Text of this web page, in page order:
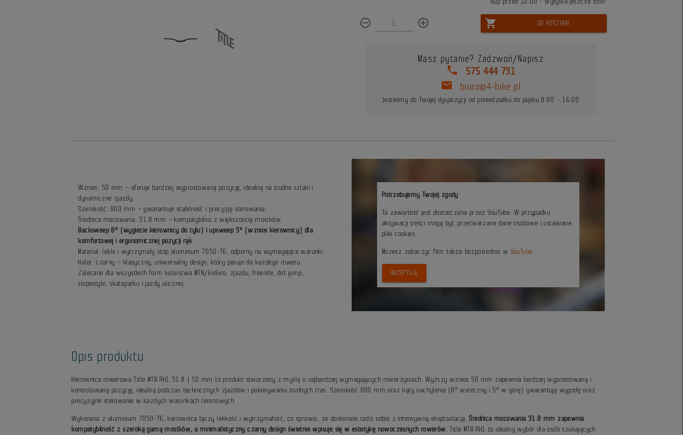
remove_circle_outline add_circle_outline shopping_cart DO KOSZYKA
Masz pytanie? Zadzwoń/Napisz
phone 575 444 731
mail biuro@4-bike.pl
Jesteśmy do Twojej dyspozycji od poniedziałku do piątku 8:00 - 16:00
Wznios: 50 mm – oferuje bardziej wyprostowaną pozycję, idealną na trudne szlaki i
dynamiczne zjazdy.
Szerokość: 800 mm – gwarantuje stabilność i precyzję sterowania.
Średnica mocowania: 31.8 mm – kompatybilna z większością mostków.
Backsweep 8° (wygiecie kierownicy do tyłu) i upsweep 5° (wznios kierownicy) dla
komfortowej i ergonomicznej pozycji rąk
Materiał: lekki i wytrzymały stop aluminium 7050-T6, odporny na wymagające warunki.
Kolor: czarny – klasyczny, uniwersalny design, który pasuje do każdego roweru.
Zalecane dla wszystkich form kolarstwa MTN/Enduro, zjazdu, freeride, dirt jump,
slopestyle, skateparku i jazdy ulicznej.
Potrzebujemy Twojej zgody
Ta zawartość jest dostarczana przez YouTube. W przypadku
aktywacji treści mogą być przetwarzane dane osobowe i ustawiane
pliki cookies.
Możesz zobaczyc film także bezpośrednio w YouTube
AKCEPTUJĘ
Opis produktu
Kierownica rowerowa Title MTB AH1 31.8 | 50 mm to produkt stworzony z myślą o najbardziej wymagających rowerzystach. Wyższy wznios 50 mm zapewnia bardziej wyprostowaną i
kontrolowaną pozycję, idealną podczas technicznych zjazdów i pokonywania trudnych tras. Szerokość 800 mm oraz kąty nachylenia (8° wsteczny i 5° w górę) gwarantują wygodę oraz
precyzyjne sterowanie w każdych warunkach terenowych.
Wykonana z aluminium 7050-T6, kierownica łączy lekkość i wytrzymałość, co sprawia, że doskonale radzi sobie z intensywną eksploatacją.Średnica mocowania 31.8 mm zapewnia
kompatybilność z szeroką gamą mostków, a minimalistyczny czarny design świetnie wpisuje się w estetykę nowoczesnych rowerów. Title MTB AH1 to idealny wybór dla osób szukających